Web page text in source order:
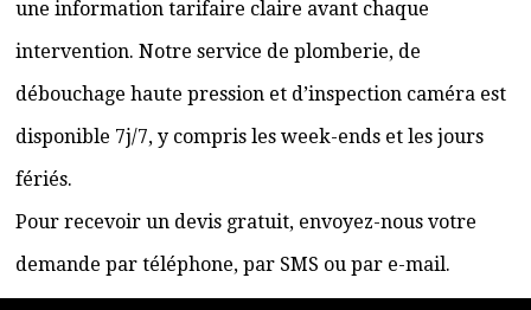
une information tarifaire claire avant chaque
intervention. Notre service de plomberie, de
débouchage haute pression et d’inspection caméra est
disponible 7j/7, y compris les week-ends et les jours
fériés.
Pour recevoir un devis gratuit, envoyez-nous votre
demande par téléphone, par SMS ou par e-mail.